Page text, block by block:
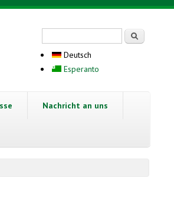
Deutsch
Esperanto
Nachricht an uns